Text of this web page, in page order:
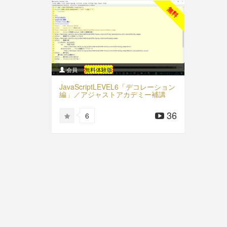
無料
会員 無料体験版
JavaScriptLEVEL6「デコレーション
編」／アジャストアカデミー補講
6 36